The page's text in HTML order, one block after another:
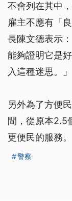
不會列在其中
雇主不應有「
長陳文德表示
能夠證明它是
入這種迷思。」
另外為了方便
間，從原本2.5
更便民的服務。
警察